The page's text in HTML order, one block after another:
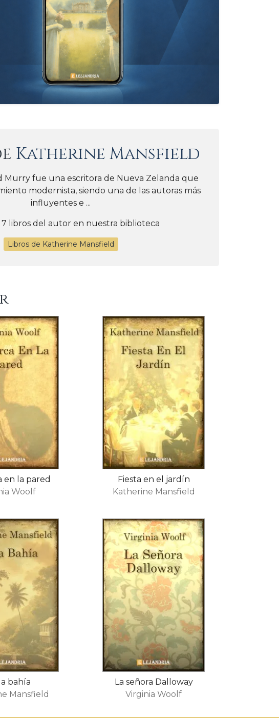
Katherine Mansfield
Murry fue una escritora de Nueva Zelanda que
modernista, siendo una de las autoras más
influyentes e ...
7 libros del autor en nuestra biblioteca
Libros de Katherine Mansfield
en la pared
Woolf
Fiesta en el jardín
Katherine Mansfield
bahía
Mansfield
La señora Dalloway
Virginia Woolf